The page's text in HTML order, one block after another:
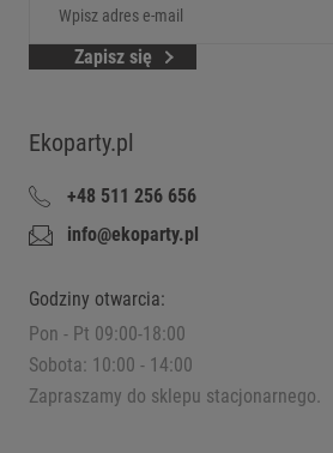
Zapisz się
Ekoparty.pl
+48 511 256 656
info@ekoparty.pl
Godziny otwarcia:
Pon - Pt 09:00-18:00
Sobota: 10:00 - 14:00
Zapraszamy do sklepu stacjonarnego.